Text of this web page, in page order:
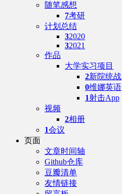
随笔感想
7考研
计划总结
32020
32021
作品
大学实习项目
2新院统战
0维娜英语
1射击App
视频
2相册
1会议
页面
文章时间轴
Github仓库
豆瓣清单
友情链接